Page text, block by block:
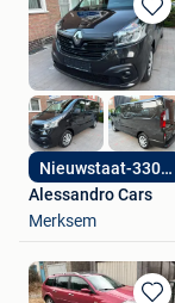
in
Mijn
Nieuwstaat-33000km
Alessandro Cars
Merksem